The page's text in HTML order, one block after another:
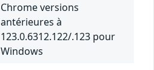
Chrome versions
antérieures à
123.0.6312.122/.123 pour
Windows